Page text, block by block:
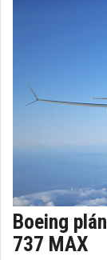
Boeing
737 MAX